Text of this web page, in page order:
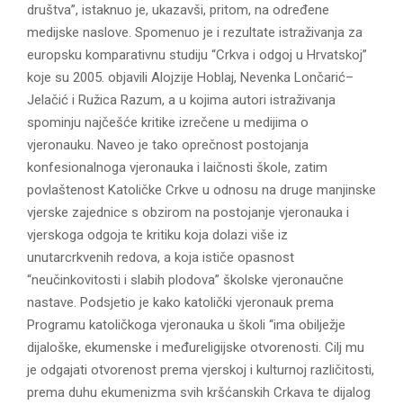
društva”, istaknuo je, ukazavši, pritom, na određene
medijske naslove. Spomenuo je i rezultate istraživanja za
europsku komparativnu studiju “Crkva i odgoj u Hrvatskoj”
koje su 2005. objavili Alojzije Hoblaj, Nevenka Lončarić–
Jelačić i Ružica Razum, a u kojima autori istraživanja
spominju najčešće kritike izrečene u medijima o
vjeronauku. Naveo je tako oprečnost postojanja
konfesionalnoga vjeronauka i laičnosti škole, zatim
povlaštenost Katoličke Crkve u odnosu na druge manjinske
vjerske zajednice s obzirom na postojanje vjeronauka i
vjerskoga odgoja te kritiku koja dolazi više iz
unutarcrkvenih redova, a koja ističe opasnost
“neučinkovitosti i slabih plodova” školske vjeronaučne
nastave. Podsjetio je kako katolički vjeronauk prema
Programu katoličkoga vjeronauka u školi “ima obilježje
dijaloške, ekumenske i međureligijske otvorenosti. Cilj mu
je odgajati otvorenost prema vjerskoj i kulturnoj različitosti,
prema duhu ekumenizma svih kršćanskih Crkava te dijalog